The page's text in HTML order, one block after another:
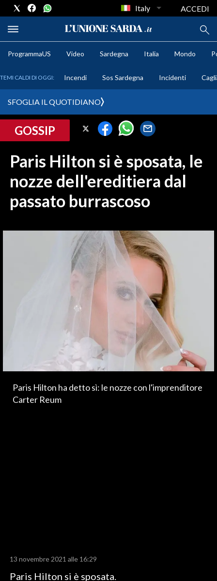
VIDEO
CRONACA SARDEGNA
CAGLIARI
SULCIS IGLESIENTE
ORISTANO E PROVINCIA
SASSARI E PROVINCIA
POLITICA
Italy ACCEDI
ProgrammaUS Video Sardegna Italia Mondo
TEMI CALDI DI OGGI: Incendi Sos Sardegna Incidenti
SFOGLIA IL QUOTIDIANO
GOSSIP
Paris Hilton si è sposata, le
nozze dell'ereditiera dal
passato burrascoso
Paris Hilton ha detto sì: le nozze con l'imprenditore
Carter Reum
13 novembre 2021 alle 16:29
Paris Hilton si è sposata.